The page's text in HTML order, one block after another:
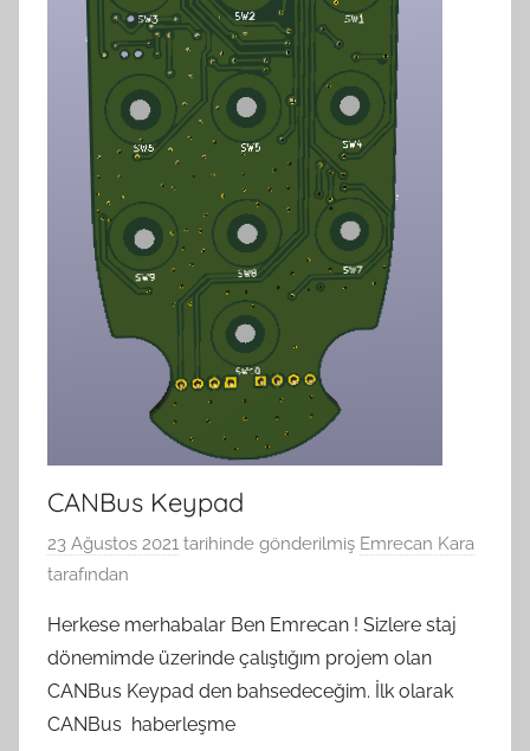
CANBus Keypad
23 Ağustos 2021 tarihinde gönderilmiş Emrecan Kara
tarafından
Herkese merhabalar Ben Emrecan ! Sizlere staj
dönemimde üzerinde çalıştığım projem olan
CANBus Keypad den bahsedeceğim. İlk olarak
CANBus haberleşme